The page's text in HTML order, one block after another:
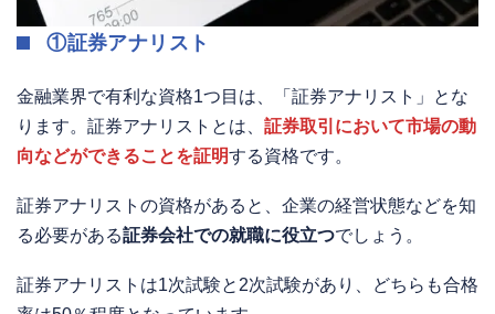
①証券アナリスト
金融業界で有利な資格1つ目は、「証券アナリスト」とな
ります。証券アナリストとは、 証券取引において市場の動
向などができることを証明する資格です。
証券アナリストの資格があると、企業の経営状態などを知
る必要がある証券会社での就職に役立つでしょう。
証券アナリストは1次試験と2次試験があり、どちらも合格